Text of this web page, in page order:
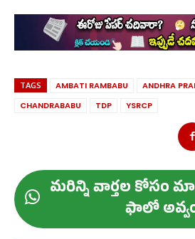
TAGS AMBATI RAMBABU
ANDHRA
CHANDRABABU
TDP YSRCP
మ‌రిన్ని వార్త‌ల కోసం
ఫాలో